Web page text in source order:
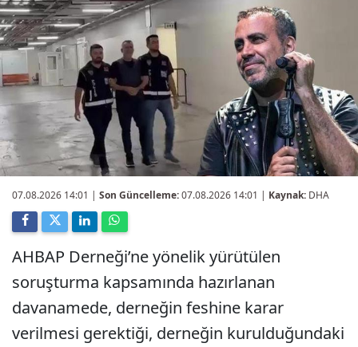
07.08.2026 14:01 | Son Güncelleme:07.08.2026 14:01 | Kaynak: DHA
AHBAP Derneği’ne yönelik yürütülen
soruşturma kapsamında hazırlanan
davanamede, derneğin feshine karar
verilmesi gerektiği, derneğin kurulduğundaki